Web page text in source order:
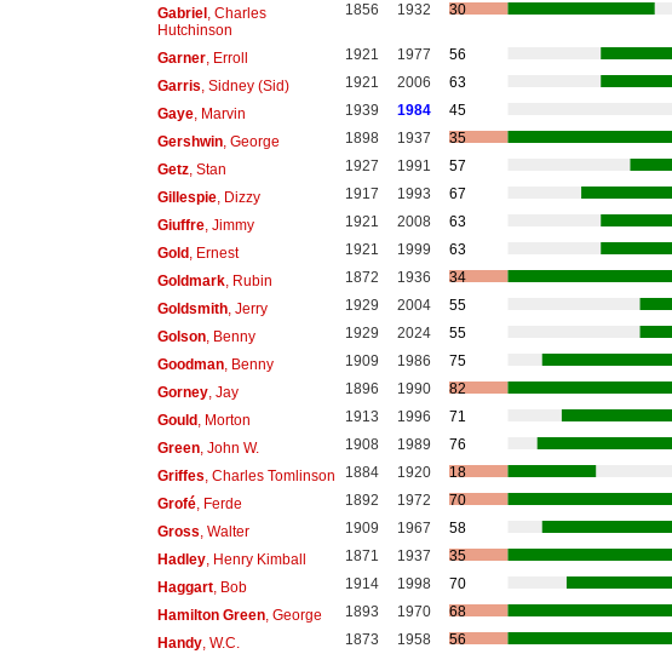
Gabriel, Charles
Hutchinson
1856 1932 30
Garner, Erroll 1921 1977
56
Garris , Sidney (Sid) 1921 2006
63
Gaye, Marvin 1939 1984
45
Gershwin, George 1898 1937
35
Getz, Stan 1927 1991
57
Gillespie, Dizzy 1917 1993
67
Giuffre, Jimmy 1921 2008
63
Gold, Ernest 1921 1999
63
Goldmark, Rubin 1872 1936
34
Goldsmith, Jerry 1929 2004
55
Golson, Benny 1929 2024
55
Goodman, Benny 1909 1986
75
Gorney, Jay 1896 1990
82
Gould, Morton 1913 1996
71
Green, John W. 1908 1989
76
Griffes , Charles Tomlinson 1884 1920
18
Grofé, Ferde 1892 1972
70
Gross , Walter 1909 1967
58
Hadley, Henry Kimball 1871 1937
35
Haggart, Bob 1914 1998
70
Hamilton Green, George 1893 1970
68
Handy, W.C. 1873 1958 56